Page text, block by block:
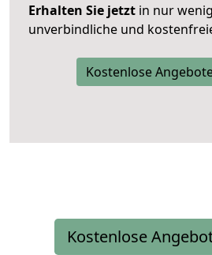
Erhalten Sie jetzt in nur
unverbindliche und
Kostenlose
Kostenlose